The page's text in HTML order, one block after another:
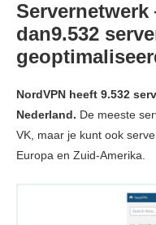
dan9.532
NordVPN heeft 9.532
Nederland. De meeste
VK, maar je kunt ook
Europa en Zuid-Amerika.